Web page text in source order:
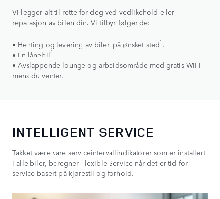
Vi legger alt til rette for deg ved vedlikehold eller
reparasjon av bilen din. Vi tilbyr følgende:
• Henting og levering av bilen på ønsket sted1 .
• En lånebil2.
• Avslappende lounge og arbeidsområde med gratis WiFi
mens du venter.
INTELLIGENT SERVICE
Takket være våre serviceintervallindikatorer som er installert
i alle biler, beregner Flexible Service når det er tid for
service basert på kjørestil og forhold.